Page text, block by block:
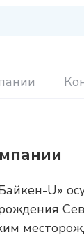
U»